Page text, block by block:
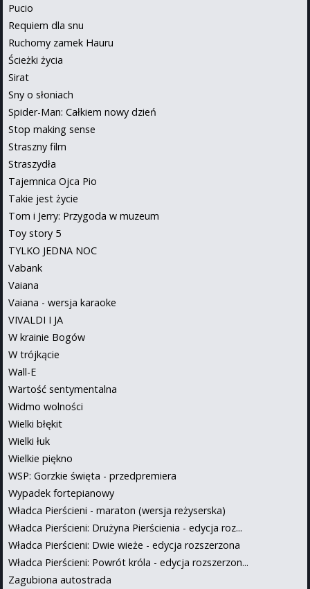
Pucio
Requiem dla snu
Ruchomy zamek Hauru
Ścieżki życia
Sirat
Sny o słoniach
Spider-Man: Całkiem nowy dzień
Stop making sense
Straszny film
Straszydła
Tajemnica Ojca Pio
Takie jest życie
Tom i Jerry: Przygoda w muzeum
Toy story 5
TYLKO JEDNA NOC
Vabank
Vaiana
Vaiana - wersja karaoke
VIVALDI I JA
W krainie Bogów
W trójkącie
Wall-E
Wartość sentymentalna
Widmo wolności
Wielki błękit
Wielki łuk
Wielkie piękno
WSP: Gorzkie święta - przedpremiera
Wypadek fortepianowy
Władca Pierścieni - maraton (wersja reżyserska)
Władca Pierścieni: Drużyna Pierścienia - edycja roz...
Władca Pierścieni: Dwie wieże - edycja rozszerzona
Władca Pierścieni: Powrót króla - edycja rozszerzon...
Zagubiona autostrada